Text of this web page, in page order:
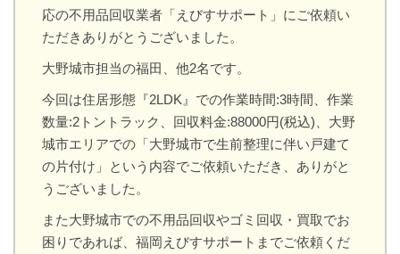
応の不用品回収業者「えびすサポート」にご依頼い
ただきありがとうございました。
大野城市担当の福田、他2名です。
今回は住居形態『2LDK』での作業時間:3時間、作業
数量:2トントラック、回収料金:88000円(税込)、大野
城市エリアでの「大野城市で生前整理に伴い戸建て
の片付け」という内容でご依頼いただき、ありがと
うございました。
また大野城市での不用品回収やゴミ回収・買取でお
困りであれば、福岡えびすサポートまでご依頼くだ